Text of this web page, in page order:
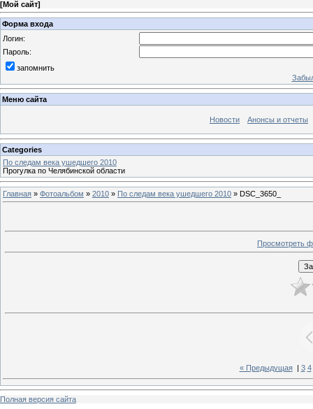
[Мой сайт]
Форма входа
Логин:
Пароль:
запомнить
Меню сайта
Новости Анонсы и отчеты
Categories
По следам века ушедшего 2010
Прогулка по Челябинской области
Главная » Фотоальбом » 2010 » По следам века ушедшего 2010 » DSC_3650_
Просмотреть
« Предыдущая| 3 4
Полная версия сайта